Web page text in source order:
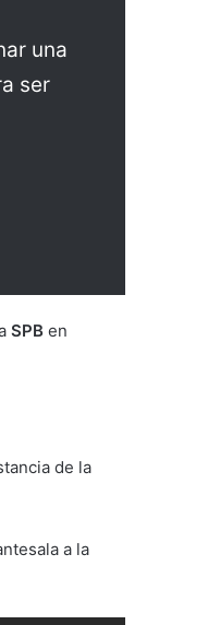
una
ser
SPB en
de la
a la